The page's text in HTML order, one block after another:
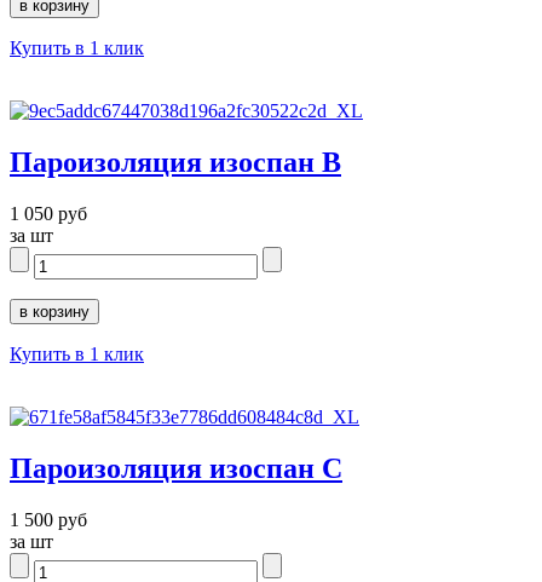
Купить в 1 клик
Пароизоляция изоспан В
1 050 руб
за шт
Купить в 1 клик
Пароизоляция изоспан С
1 500 руб
за шт